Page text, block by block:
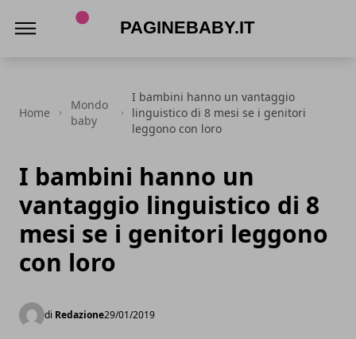
Home
Mondo
baby
I bambini hanno un vantaggio
linguistico di 8 mesi se i genitori
leggono con loro
I bambini hanno un
vantaggio linguistico di 8
mesi se i genitori leggono
con loro
di Redazione29/01/2019